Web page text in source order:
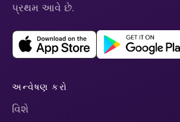
પ્રથમ આવે છે.
અન્વેષણ કરો
વિશે